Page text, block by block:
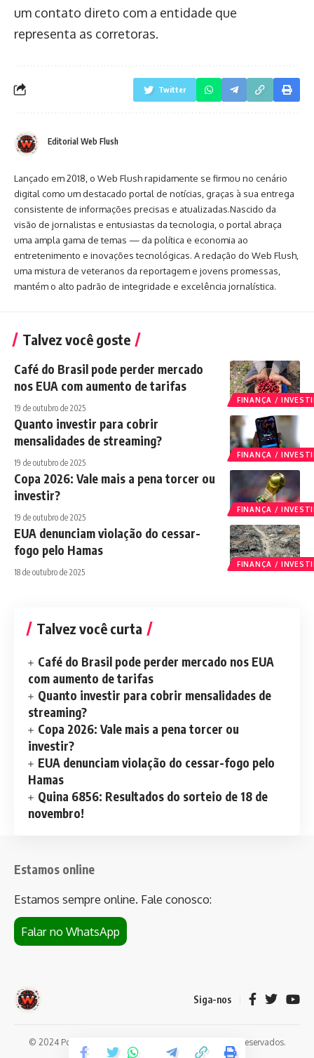
um contato direto com a entidade que
representa as corretoras.
Twitter
Editorial Web Flush
Lançado em 2018, o Web Flush rapidamente se firmou no cenário
digital como um destacado portal de notícias, graças à sua entrega
consistente de informações precisas e atualizadas.Nascido da
visão de jornalistas e entusiastas da tecnologia, o portal abraça
uma ampla gama de temas — da política e economia ao
entretenimento e inovações tecnológicas. A redação do Web Flush,
uma mistura de veteranos da reportagem e jovens promessas,
mantém o alto padrão de integridade e excelência jornalística.
Talvez você goste
FINANÇA /
Café do Brasil pode perder mercado
nos EUA com aumento de tarifas
19 de outubro de 2025
FINANÇA /
Quanto investir para cobrir
mensalidades de streaming?
19 de outubro de 2025
FINANÇA /
Copa 2026: Vale mais a pena torcer ou
investir?
19 de outubro de 2025
FINANÇA /
EUA denunciam violação do cessar-
fogo pelo Hamas
18 de outubro de 2025
Talvez você curta
Café do Brasil pode perder mercado nos EUA
com aumento de tarifas
Quanto investir para cobrir mensalidades de
streaming?
Copa 2026: Vale mais a pena torcer ou
investir?
EUA denunciam violação do cessar-fogo pelo
Hamas
Quina 6856: Resultados do sorteio de 18 de
novembro!
Estamos online
Estamos sempre online. Fale conosco:
Falar no WhatsApp
Siga-nos
© 2024 Portal de notícias Web Flush. Todos os direitos reservados.